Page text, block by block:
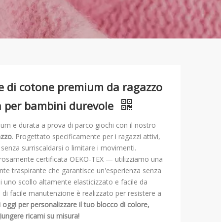
di cotone premium da ragazzo
bambini durevole
e durata a prova di parco giochi con il nostro
. Progettato specificamente per i ragazzi attivi,
surriscaldarsi o limitare i movimenti.
certificata OEKO-TEX — utilizziamo una
traspirante che garantisce un'esperienza senza
scollo altamente elasticizzato e facile da
facile manutenzione è realizzato per resistere a
oggi per personalizzare il tuo blocco di colore,
ricami su misura!